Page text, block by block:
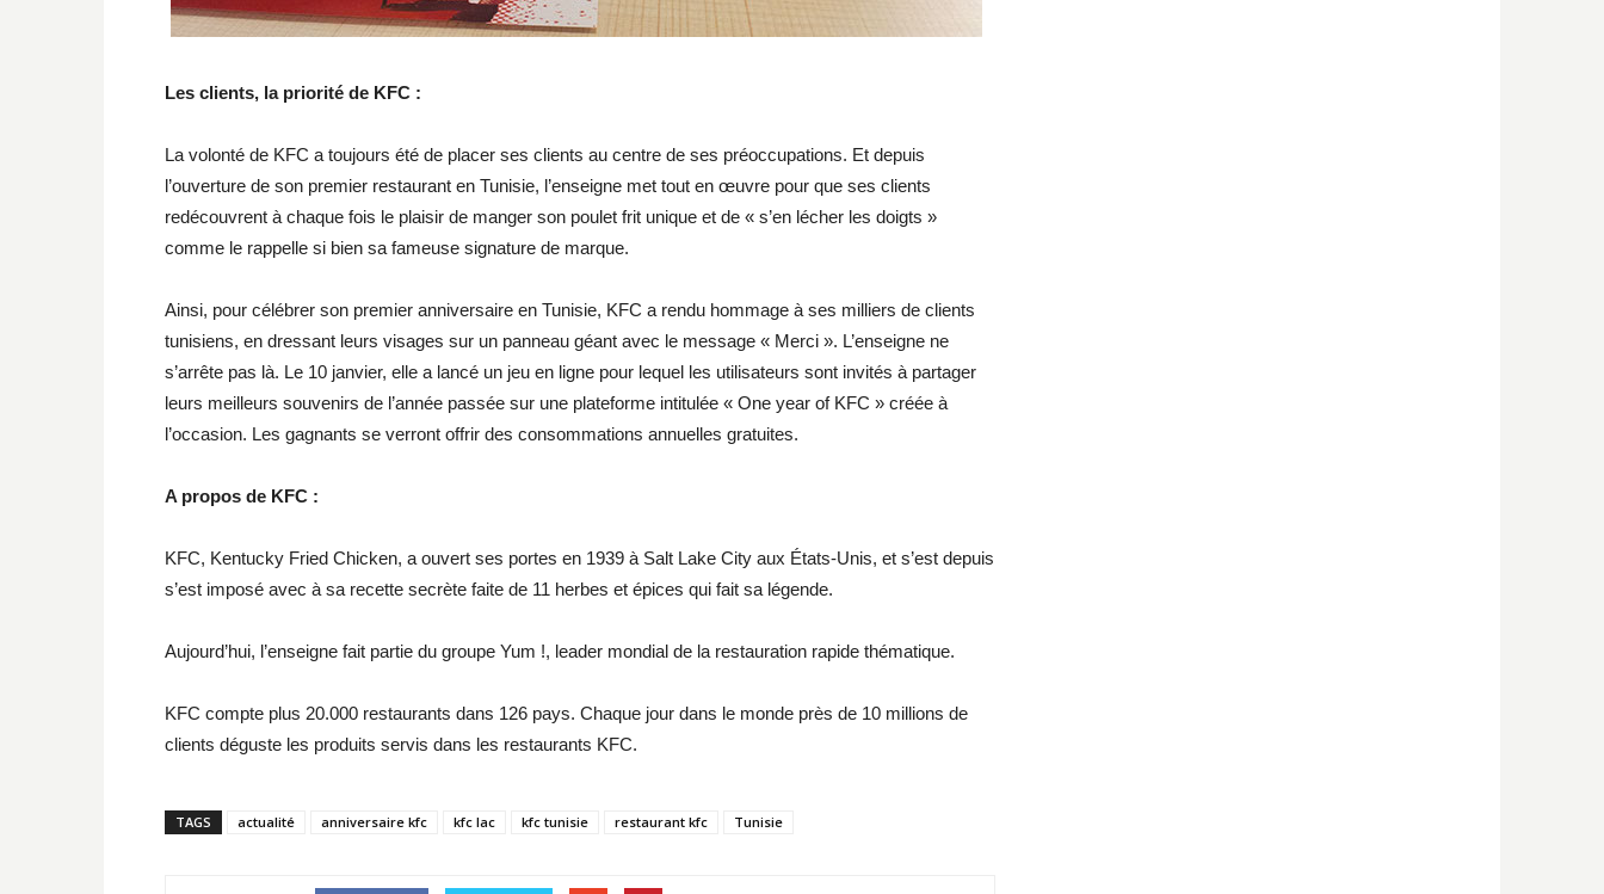
Les clients, la priorité de KFC :
La volonté de KFC a toujours été de placer ses clients au centre de ses préoccupations. Et depuis
l’ouverture de son premier restaurant en Tunisie, l’enseigne met tout en œuvre pour que ses clients
redécouvrent à chaque fois le plaisir de manger son poulet frit unique et de « s’en lécher les doigts »
comme le rappelle si bien sa fameuse signature de marque.
Ainsi, pour célébrer son premier anniversaire en Tunisie, KFC a rendu hommage à ses milliers de clients
tunisiens, en dressant leurs visages sur un panneau géant avec le message « Merci ». L’enseigne ne
s’arrête pas là. Le 10 janvier, elle a lancé un jeu en ligne pour lequel les utilisateurs sont invités à partager
leurs meilleurs souvenirs de l’année passée sur une plateforme intitulée « One year of KFC » créée à
l’occasion. Les gagnants se verront offrir des consommations annuelles gratuites.
A propos de KFC :
KFC, Kentucky Fried Chicken, a ouvert ses portes en 1939 à Salt Lake City aux États-Unis, et s’est depuis
s’est imposé avec à sa recette secrète faite de 11 herbes et épices qui fait sa légende.
Aujourd’hui, l’enseigne fait partie du groupe Yum !, leader mondial de la restauration rapide thématique.
KFC compte plus 20.000 restaurants dans 126 pays. Chaque jour dans le monde près de 10 millions de
clients déguste les produits servis dans les restaurants KFC.
TAGS actualité anniversaire kfc kfc lac kfc tunisie restaurant kfc Tunisie